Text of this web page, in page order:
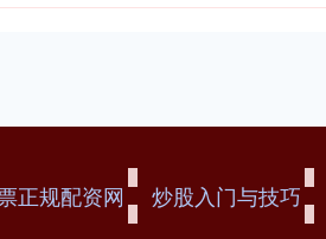
正规配资网 炒股入门与技巧